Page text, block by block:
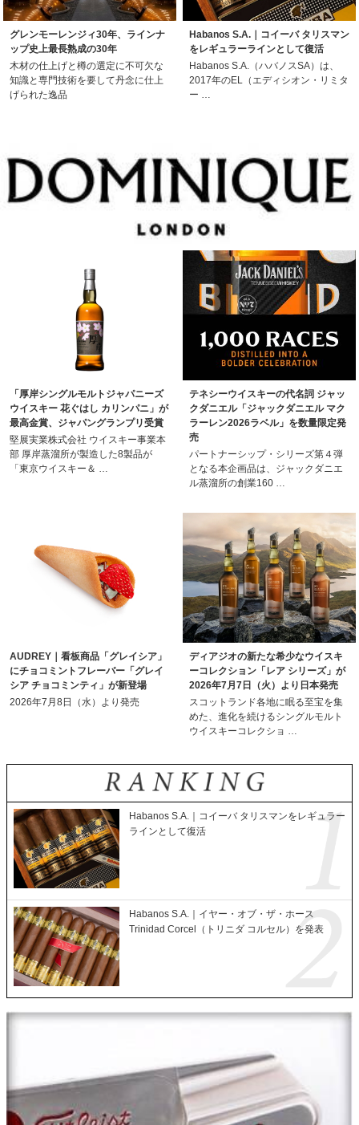
グレンモーレンジィ30年、ラインナ
ップ史上最長熟成の30年
木材の仕上げと樽の選定に不可欠な
知識と専門技術を要して丹念に仕上
げられた逸品
Habanos S.A.｜コイーバ タリスマン
をレギュラーラインとして復活
Habanos S.A.（ハバノスSA）は、
2017年のEL（エディシオン・リミタ
ー …
「厚岸シングルモルトジャパニーズ
ウイスキー 花ぐはし カリンパニ」が
最高金賞、ジャパングランプリ受賞
堅展実業株式会社 ウイスキー事業本
部 厚岸蒸溜所が製造した8製品が
「東京ウイスキー＆ …
テネシーウイスキーの代名詞 ジャッ
クダニエル「ジャックダニエル マク
ラーレン2026ラベル」を数量限定発
売
パートナーシップ・シリーズ第４弾
となる本企画品は、ジャックダニエ
ル蒸溜所の創業160 …
AUDREY｜看板商品「グレイシア」
にチョコミントフレーバー「グレイ
シア チョコミンティ」が新登場
2026年7月8日（水）より発売
ディアジオの新たな希少なウイスキ
ーコレクション「レア シリーズ」が
2026年7月7日（火）より日本発売
スコットランド各地に眠る至宝を集
めた、進化を続けるシングルモルト
ウイスキーコレクショ …
Habanos S.A.｜コイーバ タリスマンをレギュラー
ラインとして復活
Habanos S.A.｜イヤー・オブ・ザ・ホース
Trinidad Corcel（トリニダ コルセル）を発表